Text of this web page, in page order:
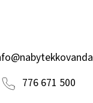
@
776 671 500